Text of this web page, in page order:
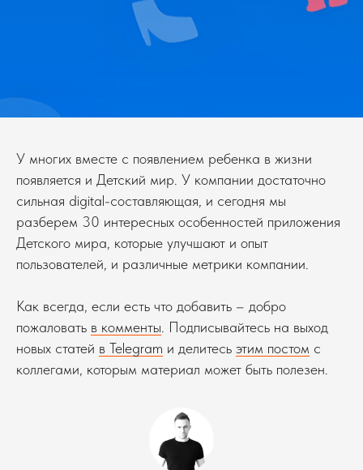
У многих вместе с появлением ребенка в жизни
появляется и Детский мир. У компании достаточно
сильная digital-составляющая, и сегодня мы
разберем 30 интересных особенностей приложения
Детского мира, которые улучшают и опыт
пользователей, и различные метрики компании.
Как всегда, если есть что добавить – добро
пожаловать в комменты . Подписывайтесь на выход
новых статей в Telegram и делитесь этим постом с
коллегами, которым материал может быть полезен.